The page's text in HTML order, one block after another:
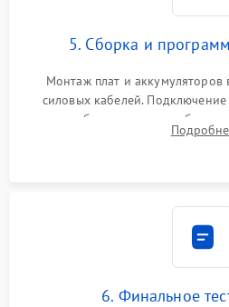
5. Сборка и
Монтаж плат и аккумуляторов
силовых кабелей.
калибровки констант
срабатывания AVR и сброса
6. Финальное